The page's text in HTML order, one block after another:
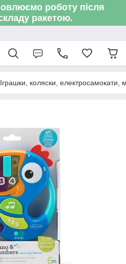
роботу після
ракетою.
Іграшки, коляски,